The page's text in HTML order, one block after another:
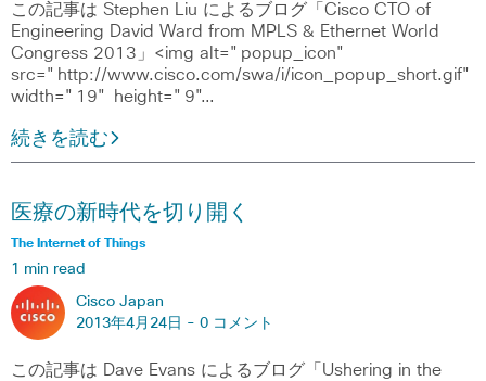
この記事は Stephen Liu によるブログ「Cisco CTO of
Engineering David Ward from MPLS & Ethernet World
Congress 2013」<img alt="popup_icon"
src="http://www.cisco.com/swa/i/icon_popup_short.gif"
width="19" height="9"…
続きを読む
医療の新時代を切り開く
The Internet of Things
1 min read
Cisco Japan
2013年4月24日 - 0 コメント
この記事は Dave Evans によるブログ「Ushering in the